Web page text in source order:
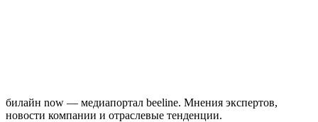
билайн now — медиапортал beeline. Мнения экспертов,
новости компании и отраслевые тенденции.